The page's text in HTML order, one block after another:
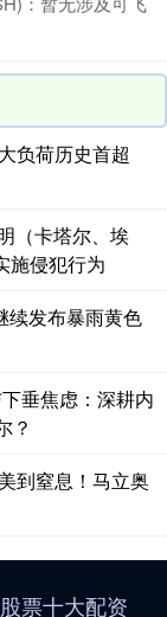
负荷历史首超
（卡塔尔、埃
施侵犯行为
续发布暴雨黄色
垂焦虑：深耕内
？
到窒息！马立奥
股票十大配资